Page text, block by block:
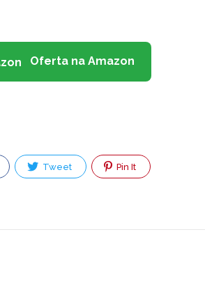
Oferta na Amazon
Tweet Pin It